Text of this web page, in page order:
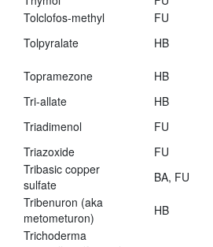
Tolclofos-methyl
FU
Tolpyralate
HB
Topramezone HB
Tri-allate
HB
Triadimenol
FU
Triazoxide
FU
Tribasic copper
sulfate
BA, FU
Tribenuron (aka
metometuron)
HB
Trichoderma